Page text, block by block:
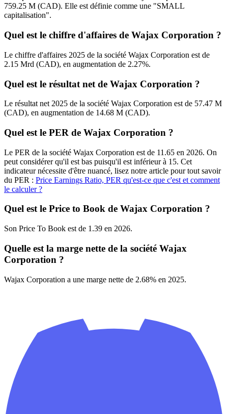
759.25 M (CAD). Elle est définie comme une "SMALL
capitalisation".
Quel est le chiffre d'affaires de Wajax Corporation ?
Le chiffre d'affaires 2025 de la société Wajax Corporation est de
2.15 Mrd (CAD), en augmentation de 2.27%.
Quel est le résultat net de Wajax Corporation ?
Le résultat net 2025 de la société Wajax Corporation est de 57.47 M
(CAD), en augmentation de 14.68 M (CAD).
Quel est le PER de Wajax Corporation ?
Le PER de la société Wajax Corporation est de 11.65 en 2026. On
peut considérer qu'il est bas puisqu'il est inférieur à 15. Cet
indicateur nécessite d'être nuancé, lisez notre article pour tout savoir
du PER : Price Earnings Ratio, PER qu'est-ce que c'est et comment
le calculer ?
Quel est le Price to Book de Wajax Corporation ?
Son Price To Book est de 1.39 en 2026.
Quelle est la marge nette de la société Wajax
Corporation ?
Wajax Corporation a une marge nette de 2.68% en 2025.